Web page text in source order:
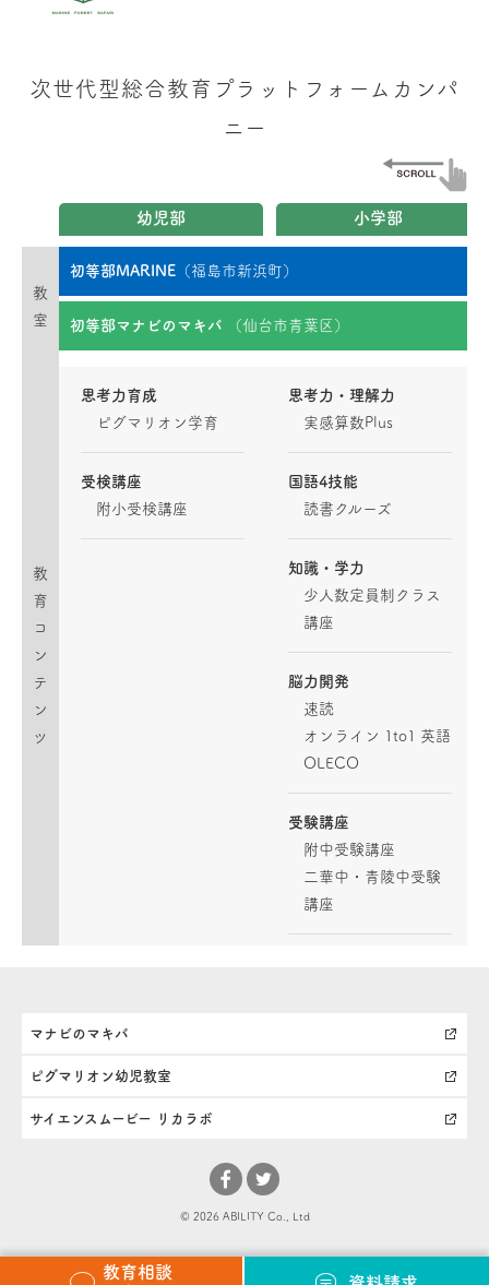
次世代型総合教育プラットフォームカンパ
ニー
教
室
幼児部 小学部
初等部MARINE （福島市新浜町）
初等部マナビのマキバ （仙台市青葉区）
教
育
コ
ン
テ
ン
ツ
思考力育成
ピグマリオン学育
受検講座
附小受検講座
思考力・理解力
実感算数Plus
国語4技能
読書クルーズ
知識・学力
少人数定員制クラス
講座
脳力開発
速読
オンライン 1to1 英語
OLECO
受験講座
附中受験講座
二華中・青陵中受験
講座
マナビのマキバ
ピグマリオン幼児教室
サイエンスムービー リカラボ
© 2026 ABILITY Co., Ltd
教育相談